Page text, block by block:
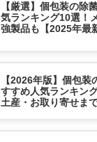
【厳選】個包装の除
気ランキング10選！
強製品も【2025年最
【2026年版】個包
すすめ人気ランキン
土産・お取り寄せま